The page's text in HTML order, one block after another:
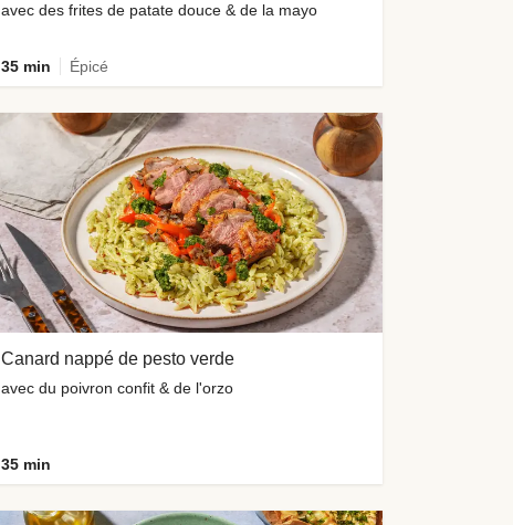
avec des frites de patate douce & de la mayo
35 min Épicé
Canard nappé de pesto verde
avec du poivron confit & de l'orzo
35 min